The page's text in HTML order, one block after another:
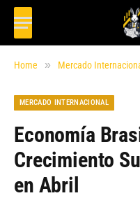
Home » Mercado
MERCADO INTERNACIONAL
Economía
Crecimiento
en Abril